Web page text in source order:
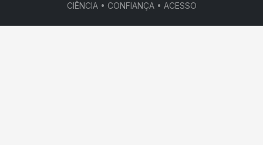
CIÊNCIA • CONFIANÇA • ACESSO